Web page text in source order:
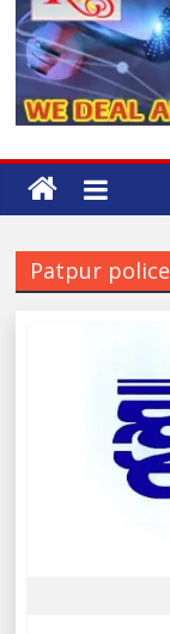
Patpur